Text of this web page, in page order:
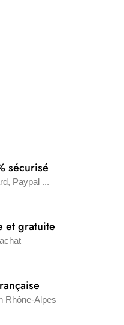
sécurisé
Paypal ...
et gratuite
Rhône-Alpes